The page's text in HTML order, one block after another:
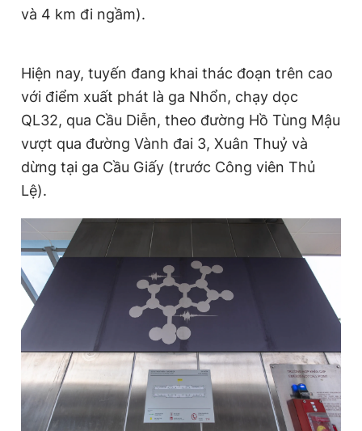
và 4 km đi ngầm).
Hiện nay, tuyến đang khai thác đoạn trên cao
với điểm xuất phát là ga Nhổn, chạy dọc
QL32, qua Cầu Diễn, theo đường Hồ Tùng Mậu
vượt qua đường Vành đai 3, Xuân Thuỷ và
dừng tại ga Cầu Giấy (trước Công viên Thủ
Lệ).